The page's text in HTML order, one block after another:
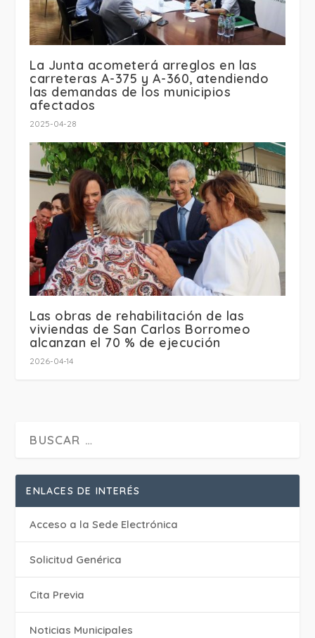
La Junta acometerá arreglos en las
carreteras A-375 y A-360, atendiendo
las demandas de los municipios
afectados
2025-04-28
Las obras de rehabilitación de las
viviendas de San Carlos Borromeo
alcanzan el 70 % de ejecución
2026-04-14
ENLACES DE INTERÉS
Acceso a la Sede Electrónica
Solicitud Genérica
Cita Previa
‎Noticias Municipales